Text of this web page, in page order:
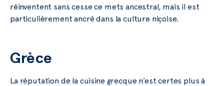
réinventent sans cesse ce mets ancestral, mais il est
particulièrement ancré dans la culture niçoise.
Grèce
La réputation de la cuisine grecque n’est certes plus à